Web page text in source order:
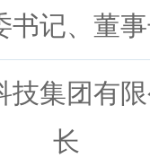
书记、董
技集团有
长